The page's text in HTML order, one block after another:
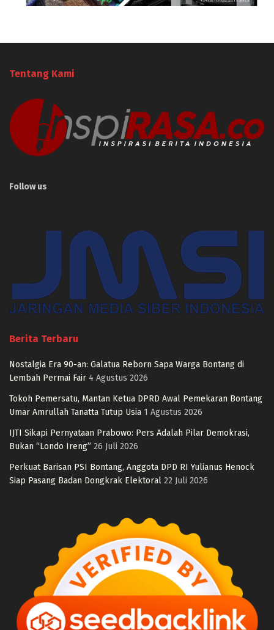
Tentang Kami
Follow us
Berita Terbaru
Nostalgia Era 90-an: Galatua Reborn Sapa Warga Bontang di
Lembah Permai Fair 4 Agustus 2026
Tokoh Pemersatu, Mantan Ketua DPRD Awal Pemekaran Bontang
Umar Amrullah Tanatta Tutup Usia 1 Agustus 2026
IJTI Sikapi Pernyataan Prabowo: Pers Adalah Pilar Demokrasi,
Bukan “Londo Ireng” 26 Juli 2026
Perkuat Barisan PSI Bontang, Anggota DPD RI Yulianus Henock
Siap Pasang Badan Dongkrak Elektoral 22 Juli 2026